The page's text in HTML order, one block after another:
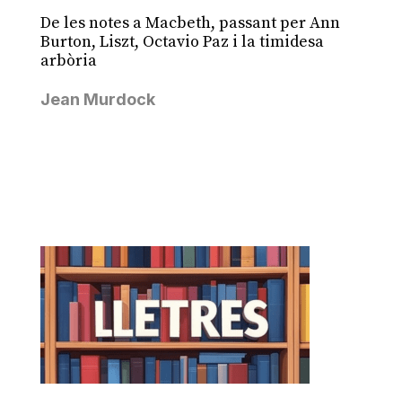
De les notes a Macbeth, passant per Ann
Burton, Liszt, Octavio Paz i la timidesa
arbòria
Jean Murdock